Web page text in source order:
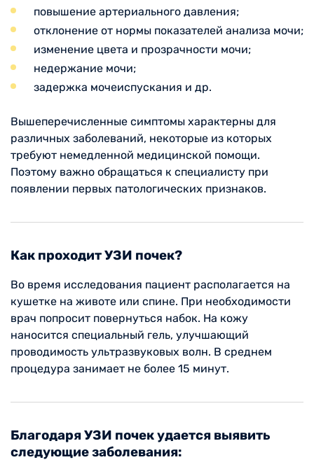
повышение артериального давления;
отклонение от нормы показателей анализа мочи;
изменение цвета и прозрачности мочи;
недержание мочи;
задержка мочеиспускания и др.
Вышеперечисленные симптомы характерны для
различных заболеваний, некоторые из которых
требуют немедленной медицинской помощи.
Поэтому важно обращаться к специалисту при
появлении первых патологических признаков.
Как проходит УЗИ почек?
Во время исследования пациент располагается на
кушетке на животе или спине. При необходимости
врач попросит повернуться набок. На кожу
наносится специальный гель, улучшающий
проводимость ультразвуковых волн. В среднем
процедура занимает не более 15 минут.
Благодаря УЗИ почек удается выявить
следующие заболевания: